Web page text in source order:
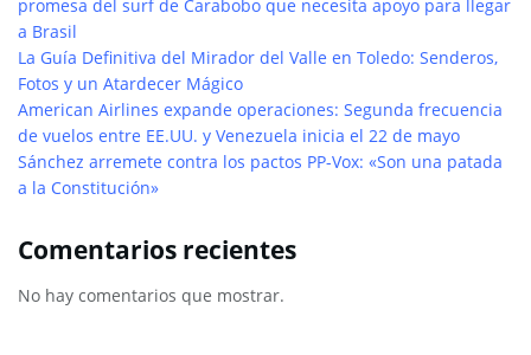
promesa del surf de Carabobo que necesita apoyo para llegar
a Brasil
La Guía Definitiva del Mirador del Valle en Toledo: Senderos,
Fotos y un Atardecer Mágico
American Airlines expande operaciones: Segunda frecuencia
de vuelos entre EE.UU. y Venezuela inicia el 22 de mayo
Sánchez arremete contra los pactos PP-Vox: «Son una patada
a la Constitución»
Comentarios recientes
No hay comentarios que mostrar.